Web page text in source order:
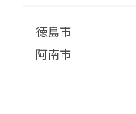
徳島市
阿南市